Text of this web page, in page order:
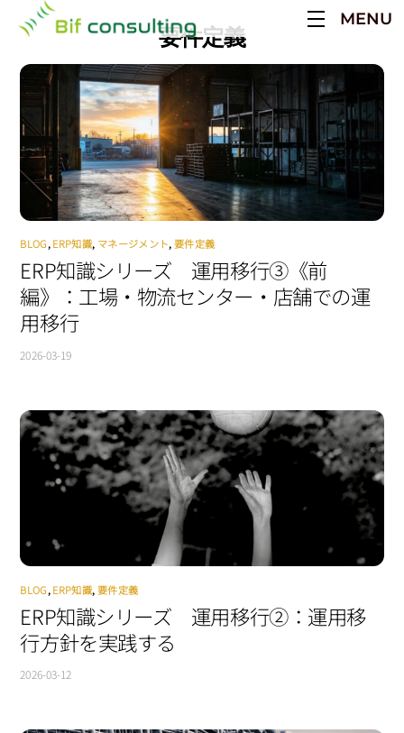
MENU
要件定義
BLOG,ERP知識, マネージメント,要件定義
ERP知識シリーズ 運用移行③《前
編》：工場・物流センター・店舗での運
用移行
2026-03-19
BLOG,ERP知識,要件定義
ERP知識シリーズ 運用移行②：運用移
行方針を実践する
2026-03-12